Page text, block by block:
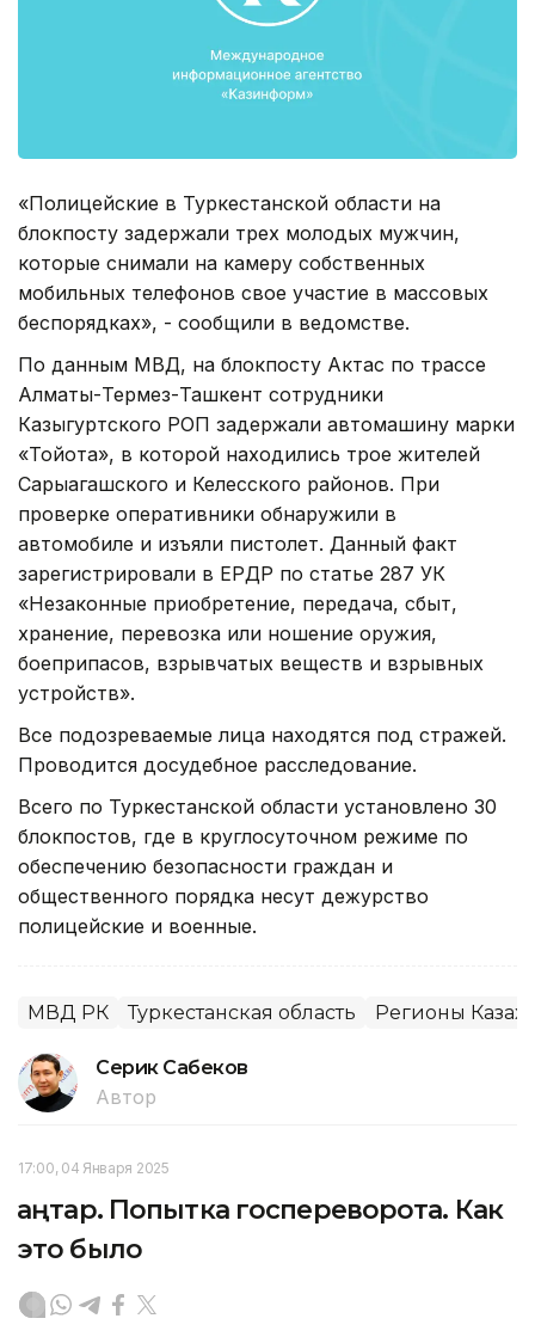
«Полицейские в Туркестанской области на
блокпосту задержали трех молодых мужчин,
которые снимали на камеру собственных
мобильных телефонов свое участие в массовых
беспорядках», - сообщили в ведомстве.
По данным МВД, на блокпосту Актас по трассе
Алматы-Термез-Ташкент сотрудники
Казыгуртского РОП задержали автомашину марки
«Тойота», в которой находились трое жителей
Сарыагашского и Келесского районов. При
проверке оперативники обнаружили в
автомобиле и изъяли пистолет. Данный факт
зарегистрировали в ЕРДР по статье 287 УК
«Незаконные приобретение, передача, сбыт,
хранение, перевозка или ношение оружия,
боеприпасов, взрывчатых веществ и взрывных
устройств».
Все подозреваемые лица находятся под стражей.
Проводится досудебное расследование.
Всего по Туркестанской области установлено 30
блокпостов, где в круглосуточном режиме по
обеспечению безопасности граждан и
общественного порядка несут дежурство
полицейские и военные.
МВД РК Туркестанская область Регионы
Серик Сабеков
Автор
17:00, 04 Января 2025
Қаңтар. Попытка госпереворота. Как
это было